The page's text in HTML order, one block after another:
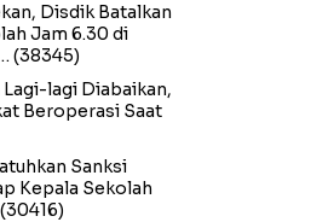
Disdik Batalkan
Jam 6.30 di
(38345)
lagi Diabaikan,
Beroperasi Saat
Sanksi
Kepala Sekolah
(30416)